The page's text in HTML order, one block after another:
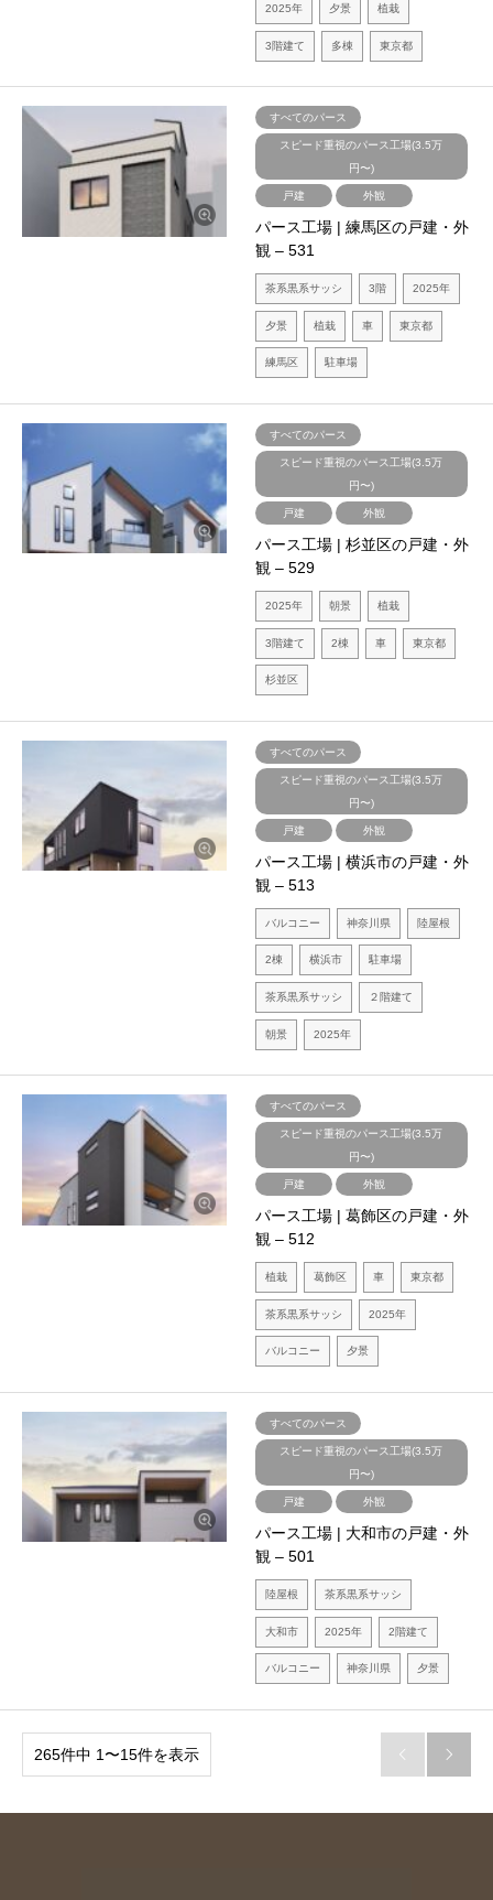
2025年 夕景 植栽
3階建て 多棟 東京都
すべてのパース
スピード重視のパース工場(3.5万
円〜)
戸建 外観
パース工場 | 練馬区の戸建・外
観 – 531
茶系黒系サッシ 3階 2025年
夕景 植栽 車 東京都
練馬区 駐車場
すべてのパース
スピード重視のパース工場(3.5万
円〜)
戸建 外観
パース工場 | 杉並区の戸建・外
観 – 529
2025年 朝景 植栽
3階建て 2棟 車 東京都
杉並区
すべてのパース
スピード重視のパース工場(3.5万
円〜)
戸建 外観
パース工場 | 横浜市の戸建・外
観 – 513
バルコニー 神奈川県 陸屋根
2棟 横浜市 駐車場
茶系黒系サッシ ２階建て
朝景 2025年
すべてのパース
スピード重視のパース工場(3.5万
円〜)
戸建 外観
パース工場 | 葛飾区の戸建・外
観 – 512
植栽 葛飾区 車 東京都
茶系黒系サッシ 2025年
バルコニー 夕景
すべてのパース
スピード重視のパース工場(3.5万
円〜)
戸建 外観
パース工場 | 大和市の戸建・外
観 – 501
陸屋根 茶系黒系サッシ
大和市 2025年 2階建て
バルコニー 神奈川県 夕景
265件中 1〜15件を表示  